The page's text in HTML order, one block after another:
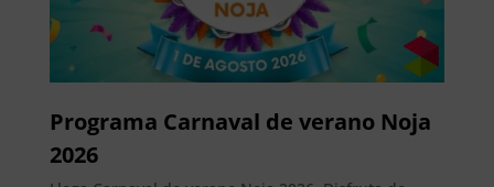
Programa Carnaval de verano Noja
2026